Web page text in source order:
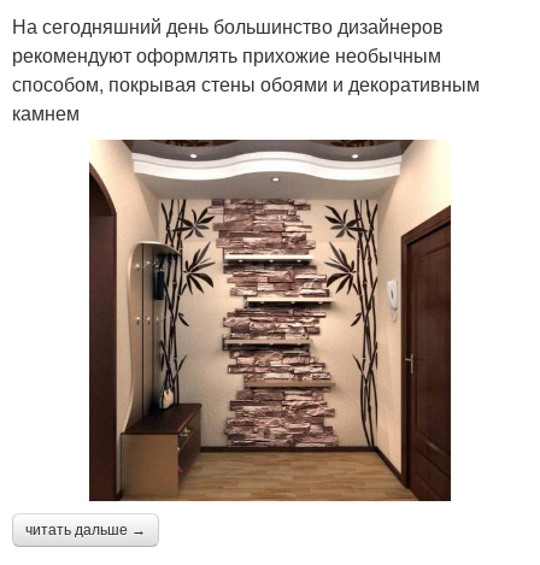
На сегодняшний день большинство дизайнеров
рекомендуют оформлять прихожие необычным
способом, покрывая стены обоями и декоративным
камнем
читать дальше →